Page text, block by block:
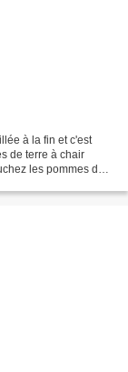
à la fin et c'est
de terre à chair
les pommes de